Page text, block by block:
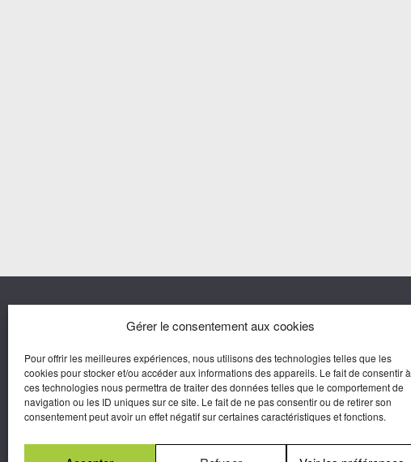
Gérer le consentement aux cookies
Pour offrir les meilleures expériences, nous utilisons des technologies telles que les
cookies pour stocker et/ou accéder aux informations des appareils. Le fait de consentir à
ces technologies nous permettra de traiter des données telles que le comportement de
navigation ou les ID uniques sur ce site. Le fait de ne pas consentir ou de retirer son
consentement peut avoir un effet négatif sur certaines caractéristiques et fonctions.
Une marque d’Agora Médias,
Éditeur de presse.
Agora Médias
Yves Guittat